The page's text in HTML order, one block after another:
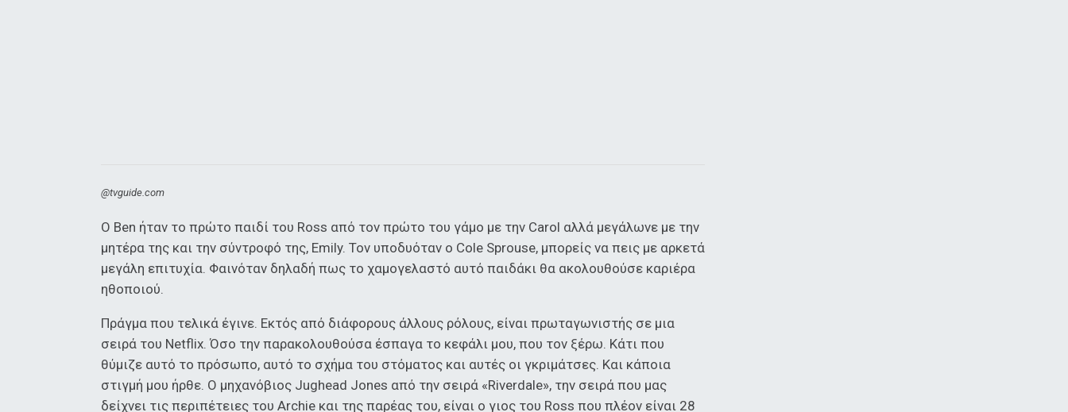
@tvguide.com
Ο Ben ήταν το πρώτο παιδί του Ross από τον πρώτο του γάμο με την Carol αλλά μεγάλωνε με την
μητέρα της και την σύντροφό της, Emily. Τον υποδυόταν ο Cole Sprouse, μπορείς να πεις με αρκετά
μεγάλη επιτυχία. Φαινόταν δηλαδή πως το χαμογελαστό αυτό παιδάκι θα ακολουθούσε καριέρα
ηθοποιού.
Πράγμα που τελικά έγινε. Εκτός από διάφορους άλλους ρόλους, είναι πρωταγωνιστής σε μια
σειρά του Netflix. Όσο την παρακολουθούσα έσπαγα το κεφάλι μου, που τον ξέρω. Κάτι που
θύμιζε αυτό το πρόσωπο, αυτό το σχήμα του στόματος και αυτές οι γκριμάτσες. Και κάποια
στιγμή μου ήρθε. Ο μηχανόβιος Jughead Jones από την σειρά «Riverdale», την σειρά που μας
δείχνει τις περιπέτειες του Archie και της παρέας του, είναι ο γιος του Ross που πλέον είναι 28